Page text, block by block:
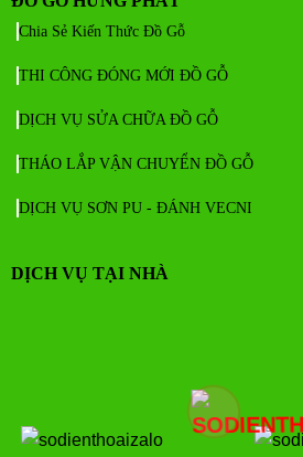
Chia Sẻ Kiến Thức Đồ Gỗ
THI CÔNG ĐÓNG MỚI ĐỒ GỖ
DỊCH VỤ SỬA CHỮA ĐỒ GỖ
THÁO LẮP VẬN CHUYỂN ĐỒ GỖ
DỊCH VỤ SƠN PU - ĐÁNH VECNI
DỊCH VỤ TẠI NHÀ